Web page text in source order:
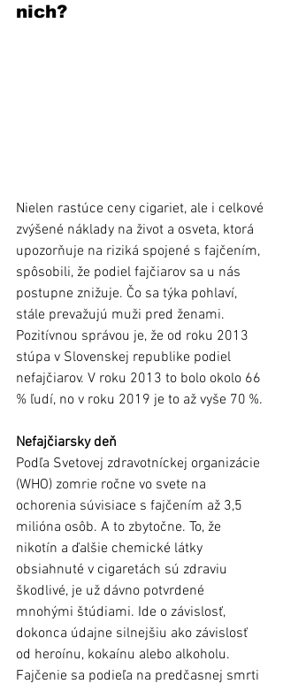
nich?
Nielen rastúce ceny cigariet, ale i celkové
zvýšené náklady na život a osveta, ktorá
upozorňuje na riziká spojené s fajčením,
spôsobili, že podiel fajčiarov sa u nás
postupne znižuje. Čo sa týka pohlaví,
stále prevažujú muži pred ženami.
Pozitívnou správou je, že od roku 2013
stúpa v Slovenskej republike podiel
nefajčiarov. V roku 2013 to bolo okolo 66
% ľudí, no v roku 2019 je to až vyše 70 %.
Nefajčiarsky deň
Podľa Svetovej zdravotníckej organizácie
(WHO) zomrie ročne vo svete na
ochorenia súvisiace s fajčením až 3,5
milióna osôb. A to zbytočne. To, že
nikotín a ďalšie chemické látky
obsiahnuté v cigaretách sú zdraviu
škodlivé, je už dávno potvrdené
mnohými štúdiami. Ide o závislosť,
dokonca údajne silnejšiu ako závislosť
od heroínu, kokaínu alebo alkoholu.
Fajčenie sa podieľa na predčasnej smrti